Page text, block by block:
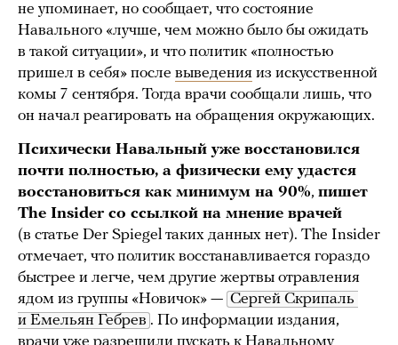
не упоминает, но сообщает, что состояние
Навального «лучше, чем можно было бы ожидать
в такой ситуации», и что политик «полностью
пришел в себя» после выведения из искусственной
комы 7 сентября. Тогда врачи сообщали лишь, что
он начал реагировать на обращения окружающих.
Психически Навальный уже восстановился
почти полностью, а физически ему удастся
восстановиться как минимум на 90%, пишет
The Insider со ссылкой на мнение врачей
(в статье Der Spiegel таких данных нет). The Insider
отмечает, что политик восстанавливается гораздо
быстрее и легче, чем другие жертвы отравления
ядом из группы «Новичок» — Сергей Скрипаль
и Емельян Гебрев . По информации издания,